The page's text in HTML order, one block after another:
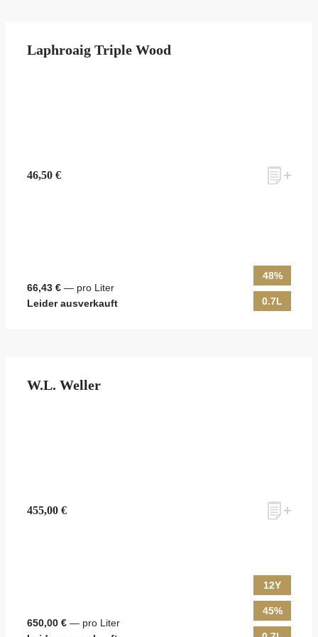
Laphroaig Triple Wood
46,50 €
66,43 € — pro Liter
Leider ausverkauft
48%
0.7L
W.L. Weller
455,00 €
650,00 € — pro Liter
12Y
45%